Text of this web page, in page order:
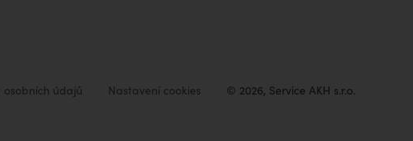
osobních údajů Nastavení cookies © 2026, Service AKH s.r.o.